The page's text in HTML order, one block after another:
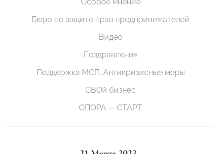
Бюро по защите прав предпринимателей
Видео
Поздравления
Поддержка МСП. Антикризисные меры
СВОй бизнес
ОПОРА — СТАРТ